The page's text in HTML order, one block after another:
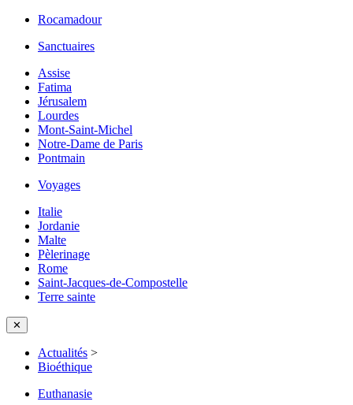
Rocamadour
Sanctuaires
Assise
Fatima
Jérusalem
Lourdes
Mont-Saint-Michel
Notre-Dame de Paris
Pontmain
Voyages
Italie
Jordanie
Malte
Pèlerinage
Rome
Saint-Jacques-de-Compostelle
Terre sainte
✕
Actualités >
Bioéthique
Euthanasie